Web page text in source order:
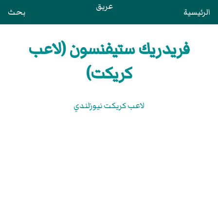
الرئيسية عريق بحث
فريدريك ستيفنسون (لاعب
كريكت)
لاعب كريكت نيوزلندي